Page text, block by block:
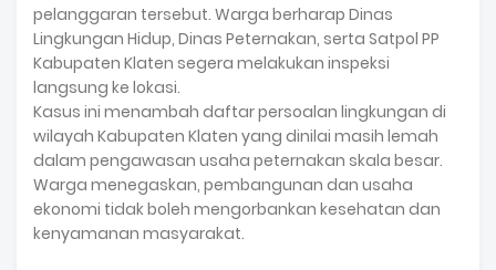
pelanggaran tersebut. Warga berharap Dinas
Lingkungan Hidup, Dinas Peternakan, serta Satpol PP
Kabupaten Klaten segera melakukan inspeksi
langsung ke lokasi.
Kasus ini menambah daftar persoalan lingkungan di
wilayah Kabupaten Klaten yang dinilai masih lemah
dalam pengawasan usaha peternakan skala besar.
Warga menegaskan, pembangunan dan usaha
ekonomi tidak boleh mengorbankan kesehatan dan
kenyamanan masyarakat.